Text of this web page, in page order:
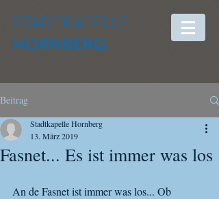
STADTKAPELLE
HORNBERG
Beitrag
Fasnet... Es ist immer was los
Stadtkapelle Hornberg
13. März 2019
An de Fasnet ist immer was los... Ob